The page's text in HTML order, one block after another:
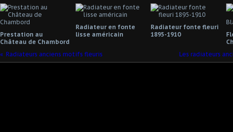
Prestation au
Château de Chambord
Radiateur en fonte
lisse américain
Radiateur fonte fleuri
1895-1910
Radiateurs anciens motifs fleuris
Les radiateurs